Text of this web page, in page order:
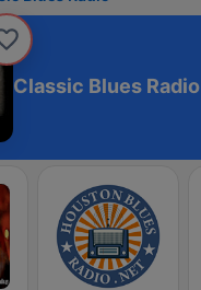
Classic Blues Radio